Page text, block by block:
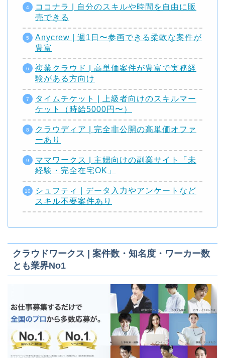
ココナラ | 自分のスキルや時間を自由に販
売できる
Anycrew | 週1日〜参画できる柔軟な案件が
豊富
複業クラウド | 高単価案件が豊富で実務経
験がある方向け
タイムチケット | 上級者向けのスキルマー
ケット（時給5000円〜）
クラウディア | 完全非公開の高単価オファ
ーあり
ママワークス | 主婦向けの副業サイト「未
経験・完全在宅OK」
シュフティ | データ入力やアンケートなど
スキル不要案件あり
クラウドワークス | 案件数・知名度・ワーカー数
とも業界No1